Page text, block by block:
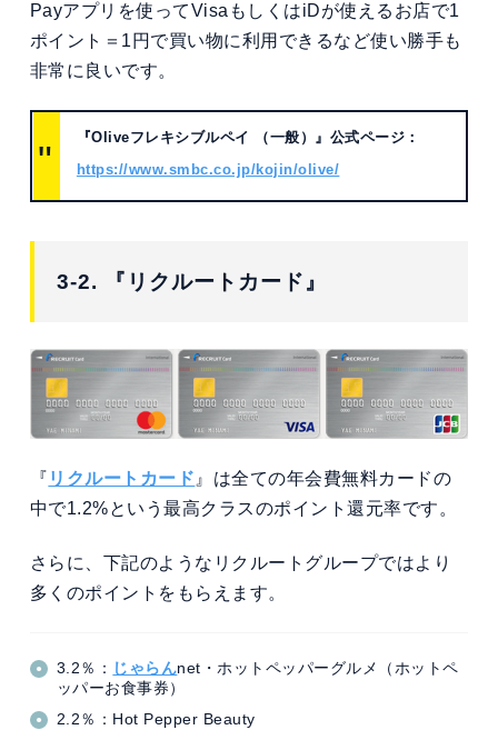
Payアプリを使ってVisaもしくはiDが使えるお店で1
ポイント＝1円で買い物に利用できるなど使い勝手も
非常に良いです。
『Oliveフレキシブルペイ （一般）』 公式ページ：
https://www.smbc.co.jp/kojin/olive/
3-2. 『リクルートカード』
『 リクルートカード 』は全ての年会費無料カードの
中で1.2%という最高クラスのポイント還元率です。
さらに、下記のようなリクルートグループではより
多くのポイントをもらえます。
3.2％： じゃらんnet・ホットペッパーグルメ（ホットペ
ッパーお食事券）
2.2％：Hot Pepper Beauty